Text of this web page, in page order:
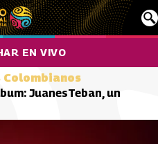
EN VIVO
JuanesTeban, un